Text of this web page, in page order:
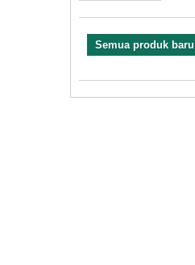
Semua produk baru